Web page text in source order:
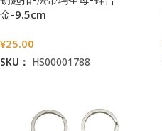
金-9.5cm
¥25.00
SKU： HS00001788